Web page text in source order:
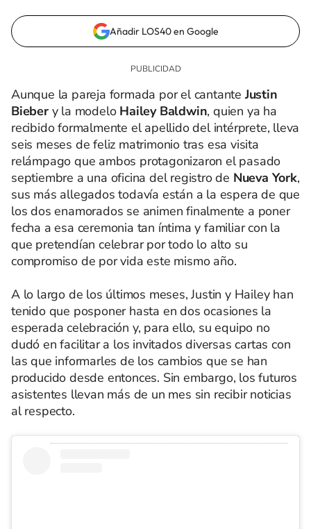
Añadir LOS40 en Google
Aunque la pareja formada por el cantante Justin
Biebery la modeloHailey Baldwin, quien ya ha
recibido formalmente el apellido del intérprete, lleva
seis meses de feliz matrimonio tras esa visita
relámpago que ambos protagonizaron el pasado
septiembre a una oficina del registro de Nueva York,
sus más allegados todavía están a la espera de que
los dos enamorados se animen finalmente a poner
fecha a esa ceremonia tan íntima y familiar con la
que pretendían celebrar por todo lo alto su
compromiso de por vida este mismo año.
A lo largo de los últimos meses, Justin y Hailey han
tenido que posponer hasta en dos ocasiones la
esperada celebración y, para ello, su equipo no
dudó en facilitar a los invitados diversas cartas con
las que informarles de los cambios que se han
producido desde entonces. Sin embargo, los futuros
asistentes llevan más de un mes sin recibir noticias
al respecto.